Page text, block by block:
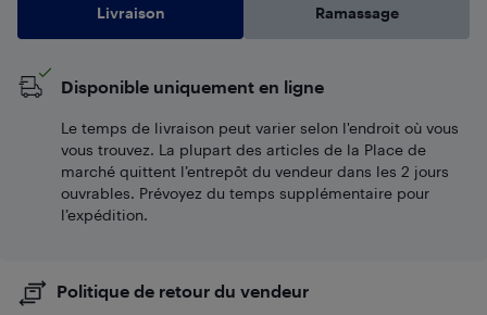
Livraison Ramassage
Disponible uniquement en ligne
Le temps de livraison peut varier selon l'endroit où vous
vous trouvez. La plupart des articles de la Place de
marché quittent l’entrepôt du vendeur dans les 2 jours
ouvrables. Prévoyez du temps supplémentaire pour
l’expédition.
Politique de retour du vendeur